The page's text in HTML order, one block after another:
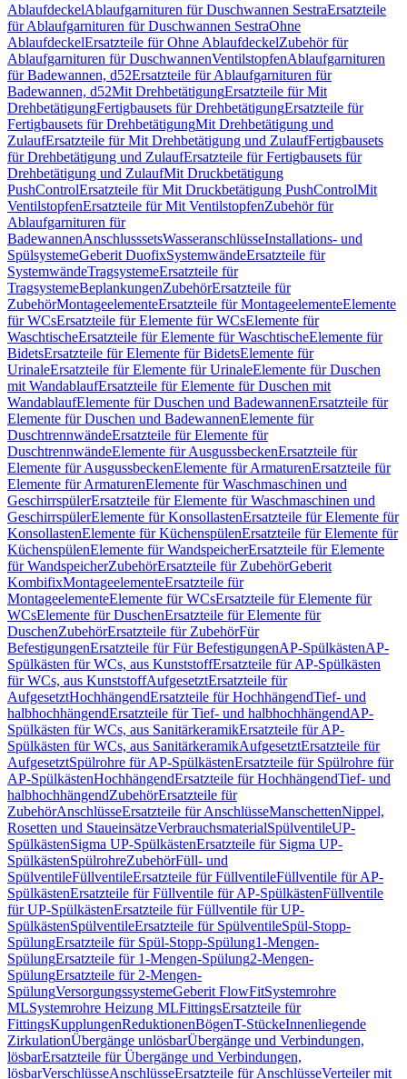
AblaufdeckelAblaufgarnituren für Duschwannen SestraErsatzteile
für Ablaufgarnituren für Duschwannen SestraOhne
AblaufdeckelErsatzteile für Ohne AblaufdeckelZubehör für
Ablaufgarnituren für DuschwannenVentilstopfenAblaufgarnituren
für Badewannen, d52Ersatzteile für Ablaufgarnituren für
Badewannen, d52Mit DrehbetätigungErsatzteile für Mit
DrehbetätigungFertigbausets für DrehbetätigungErsatzteile für
Fertigbausets für DrehbetätigungMit Drehbetätigung und
ZulaufErsatzteile für Mit Drehbetätigung und ZulaufFertigbausets
für Drehbetätigung und ZulaufErsatzteile für Fertigbausets für
Drehbetätigung und ZulaufMit Druckbetätigung
PushControlErsatzteile für Mit Druckbetätigung PushControlMit
VentilstopfenErsatzteile für Mit VentilstopfenZubehör für
Ablaufgarnituren für
BadewannenAnschlusssetsWasseranschlüsseInstallations- und
SpülsystemeGeberit DuofixSystemwändeErsatzteile für
SystemwändeTragsystemeErsatzteile für
TragsystemeBeplankungenZubehörErsatzteile für
ZubehörMontageelementeErsatzteile für MontageelementeElemente
für WCsErsatzteile für Elemente für WCsElemente für
WaschtischeErsatzteile für Elemente für WaschtischeElemente für
BidetsErsatzteile für Elemente für BidetsElemente für
UrinaleErsatzteile für Elemente für UrinaleElemente für Duschen
mit WandablaufErsatzteile für Elemente für Duschen mit
WandablaufElemente für Duschen und BadewannenErsatzteile für
Elemente für Duschen und BadewannenElemente für
DuschtrennwändeErsatzteile für Elemente für
DuschtrennwändeElemente für AusgussbeckenErsatzteile für
Elemente für AusgussbeckenElemente für ArmaturenErsatzteile für
Elemente für ArmaturenElemente für Waschmaschinen und
GeschirrspülerErsatzteile für Elemente für Waschmaschinen und
GeschirrspülerElemente für KonsollastenErsatzteile für Elemente für
KonsollastenElemente für KüchenspülenErsatzteile für Elemente für
KüchenspülenElemente für WandspeicherErsatzteile für Elemente
für WandspeicherZubehörErsatzteile für ZubehörGeberit
KombifixMontageelementeErsatzteile für
MontageelementeElemente für WCsErsatzteile für Elemente für
WCsElemente für DuschenErsatzteile für Elemente für
DuschenZubehörErsatzteile für ZubehörFür
BefestigungenErsatzteile für Für BefestigungenAP-SpülkästenAP-
Spülkästen für WCs, aus KunststoffErsatzteile für AP-Spülkästen
für WCs, aus KunststoffAufgesetztErsatzteile für
AufgesetztHochhängendErsatzteile für HochhängendTief- und
halbhochhängendErsatzteile für Tief- und halbhochhängendAP-
Spülkästen für WCs, aus SanitärkeramikErsatzteile für AP-
Spülkästen für WCs, aus SanitärkeramikAufgesetztErsatzteile für
AufgesetztSpülrohre für AP-SpülkästenErsatzteile für Spülrohre für
AP-SpülkästenHochhängendErsatzteile für HochhängendTief- und
halbhochhängendZubehörErsatzteile für
ZubehörAnschlüsseErsatzteile für AnschlüsseManschettenNippel,
Rosetten und StaueinsätzeVerbrauchsmaterialSpülventileUP-
SpülkästenSigma UP-SpülkästenErsatzteile für Sigma UP-
SpülkästenSpülrohreZubehörFüll- und
SpülventileFüllventileErsatzteile für FüllventileFüllventile für AP-
SpülkästenErsatzteile für Füllventile für AP-SpülkästenFüllventile
für UP-SpülkästenErsatzteile für Füllventile für UP-
SpülkästenSpülventileErsatzteile für SpülventileSpül-Stopp-
SpülungErsatzteile für Spül-Stopp-Spülung1-Mengen-
SpülungErsatzteile für 1-Mengen-Spülung2-Mengen-
SpülungErsatzteile für 2-Mengen-
SpülungVersorgungssystemeGeberit FlowFitSystemrohre
MLSystemrohre Heizung MLFittingsErsatzteile für
FittingsKupplungenReduktionenBögenT-StückeInnenliegende
ZirkulationÜbergänge unlösbarÜbergänge und Verbindungen,
lösbarErsatzteile für Übergänge und Verbindungen,
lösbarVerschlüsseAnschlüsseErsatzteile für AnschlüsseVerteiler mit